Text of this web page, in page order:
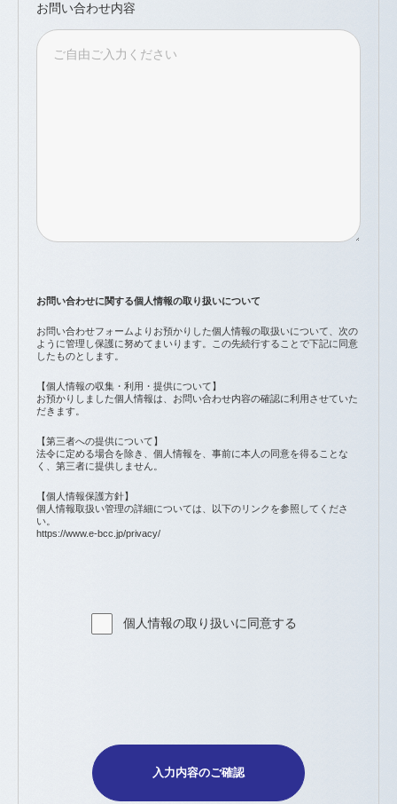
お問い合わせ内容
お問い合わせに関する個人情報の取り扱いについて
お問い合わせフォームよりお預かりした個人情報の取扱いについて、次の
ように管理し保護に努めてまいります。この先続行することで下記に同意
したものとします。
【個人情報の収集・利用・提供について】
お預かりしました個人情報は、お問い合わせ内容の確認に利用させていた
だきます。
【第三者への提供について】
法令に定める場合を除き、個人情報を、事前に本人の同意を得ることな
く、第三者に提供しません。
【個人情報保護方針】
個人情報取扱い管理の詳細については、以下のリンクを参照してくださ
い。
https://www.e-bcc.jp/privacy/
個人情報の取り扱いに同意する
入力内容のご確認